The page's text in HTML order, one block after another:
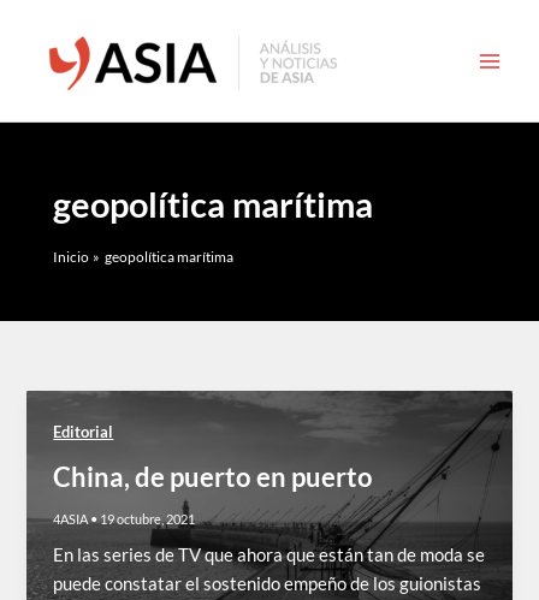
contenido
geopolítica marítima
Inicio geopolítica marítima
Editorial
China, de puerto en puerto
4ASIA • 19 octubre, 2021
En las series de TV que ahora que están tan de moda se
puede constatar el sostenido empeño de los guionistas